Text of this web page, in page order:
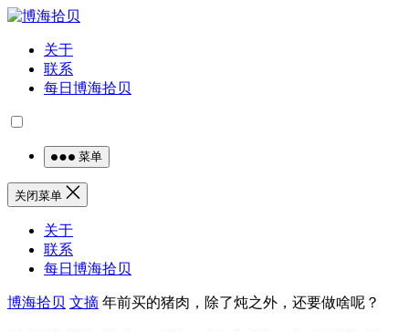
关于
联系
每日博海拾贝
菜单
关闭菜单
关于
联系
每日博海拾贝
博海拾贝 文摘 年前买的猪肉，除了炖之外，还要做啥呢？